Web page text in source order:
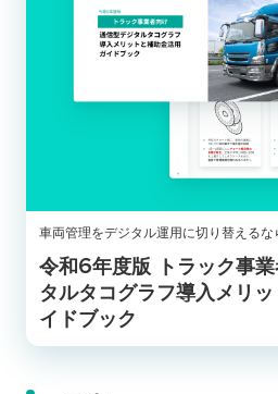
車両管理をデジタル運用に切り替えるな
令和6年度版 トラック事
タルタコグラフ導入メリ
イドブック